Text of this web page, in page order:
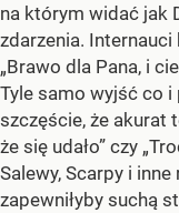
na którym widać jak
zdarzenia.
„Brawo dla Pana, i
Tyle samo wyjść co i
szczęście, że akurat
że się udało” czy
Salewy, Scarpy i
zapewniłyby suchą